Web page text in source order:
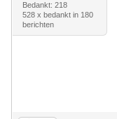
Bedankt: 218
528 x bedankt in 180
berichten